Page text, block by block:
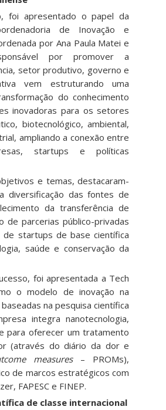
foi apresentado o papel da
de Inovação e
por Ana Paula Matei e
por promover a
setor produtivo, governo e
vem estruturando uma
do conhecimento
inovadoras para os setores
biotecnológico, ambiental,
ampliando a conexão entre
startups e políticas
e temas, destacaram-
diversificação das fontes de
da transferência de
de parcerias público-privadas
de startups de base científica
saúde e conservação da
foi apresentada a Tech
o modelo de inovação na
na pesquisa científica
integra nanotecnologia,
para oferecer um tratamento
(através do diário da dor e
measures – PROMs),
de marcos estratégicos com
FAPESC e FINEP.
de classe internacional